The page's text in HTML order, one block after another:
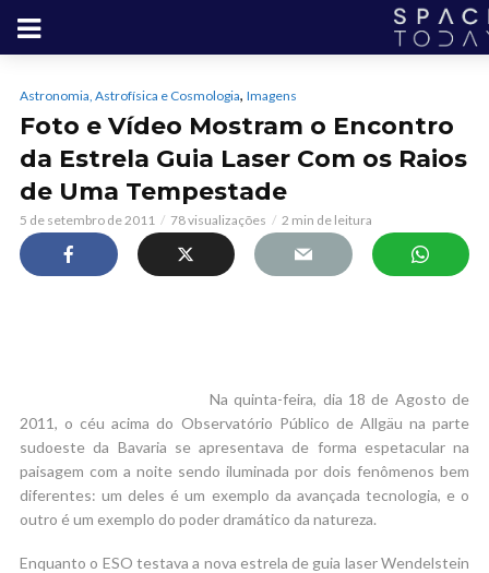
Astronomia, Astrofísica e Cosmologia, Imagens
Foto e Vídeo Mostram o Encontro
da Estrela Guia Laser Com os Raios
de Uma Tempestade
5 de setembro de 2011 78 visualizações 2 min de leitura
Na quinta-feira, dia 18 de Agosto de
2011, o céu acima do Observatório Público de Allgäu na parte
sudoeste da Bavaria se apresentava de forma espetacular na
paisagem com a noite sendo iluminada por dois fenômenos bem
diferentes: um deles é um exemplo da avançada tecnologia, e o
outro é um exemplo do poder dramático da natureza.
Enquanto o ESO testava a nova estrela de guia laser Wendelstein